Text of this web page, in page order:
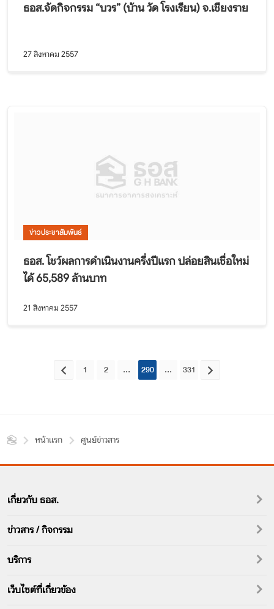
ธอส.จัดกิจกรรม “บวร” (บ้าน วัด โรงเรียน) จ.เชียงราย
27 สิงหาคม 2557
ข่าวประชาสัมพันธ์
ธอส. โชว์ผลการดำเนินงานครึ่งปีแรก ปล่อยสินเชื่อใหม่
ได้ 65,589 ล้านบาท
21 สิงหาคม 2557
1 2 ... 290 ... 331
หน้าแรก ศูนย์ข่าวสาร
เกี่ยวกับ ธอส.
ข่าวสาร / กิจกรรม
บริการ
เว็บไซต์ที่เกี่ยวข้อง